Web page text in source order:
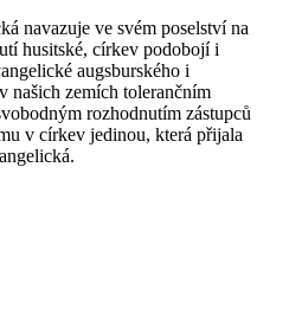
navazuje ve svém poselství na
husitské, církev podobojí i
augsburského i
našich zemích tolerančním
rozhodnutím zástupců
v církev jedinou, která přijala